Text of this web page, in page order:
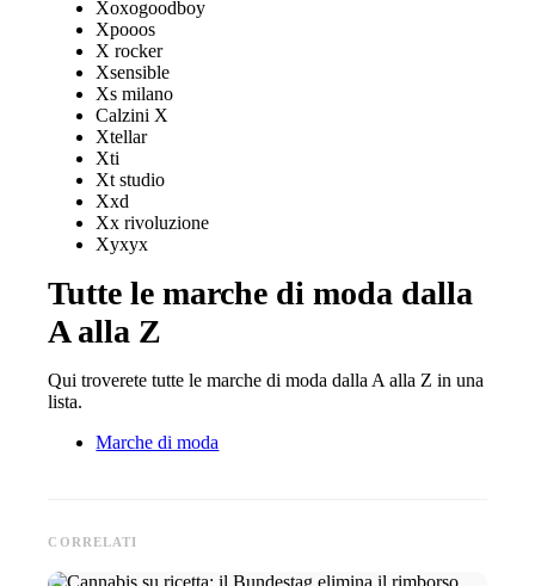
Xoxogoodboy
Xpooos
X rocker
Xsensible
Xs milano
Calzini X
Xtellar
Xti
Xt studio
Xxd
Xx rivoluzione
Xyxyx
Tutte le marche di moda dalla
A alla Z
Qui troverete tutte le marche di moda dalla A alla Z in una
lista.
Marche di moda
CORRELATI